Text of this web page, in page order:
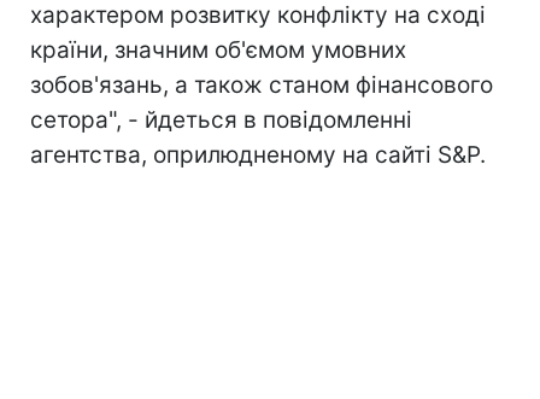
характером розвитку конфлікту на сході
країни, значним об'ємом умовних
зобов'язань, а також станом фінансового
сетора", - йдеться в повідомленні
агентства, оприлюдненому на сайті S&P.